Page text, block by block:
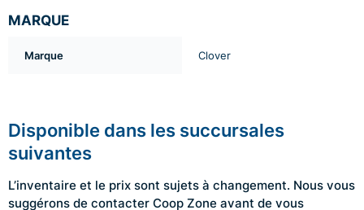
MARQUE
Marque Clover
Disponible dans les succursales
suivantes
L’inventaire et le prix sont sujets à changement. Nous vous
suggérons de contacter Coop Zone avant de vous